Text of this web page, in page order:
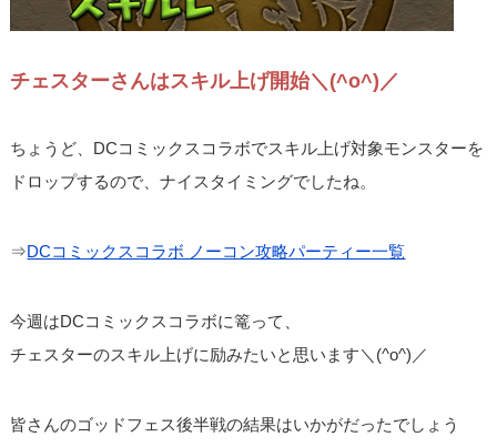
チェスターさんはスキル上げ開始＼(^o^)／
ちょうど、DCコミックスコラボでスキル上げ対象モンスターを
ドロップするので、ナイスタイミングでしたね。
⇒DCコミックスコラボ ノーコン攻略パーティー一覧
今週はDCコミックスコラボに篭って、
チェスターのスキル上げに励みたいと思います＼(^o^)／
皆さんのゴッドフェス後半戦の結果はいかがだったでしょう